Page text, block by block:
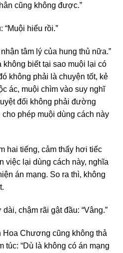
cũng không được.”
hiểu rồi.”
tâm lý của hung thủ nữa.”
không biết tại sao muội lại có
không phải là chuyện tốt, kẻ
ác, muội chìm vào suy nghĩ
đối không phải đường
phép muội dùng cách này
hai tiếng, cảm thấy hơi tiếc
việc lại dùng cách này, nghĩa
án mạng. So ra thì, không
chậm rãi gật đầu: “Vâng.”
Hoa Chương cũng không thả
túc: “Dù là không có án mạng